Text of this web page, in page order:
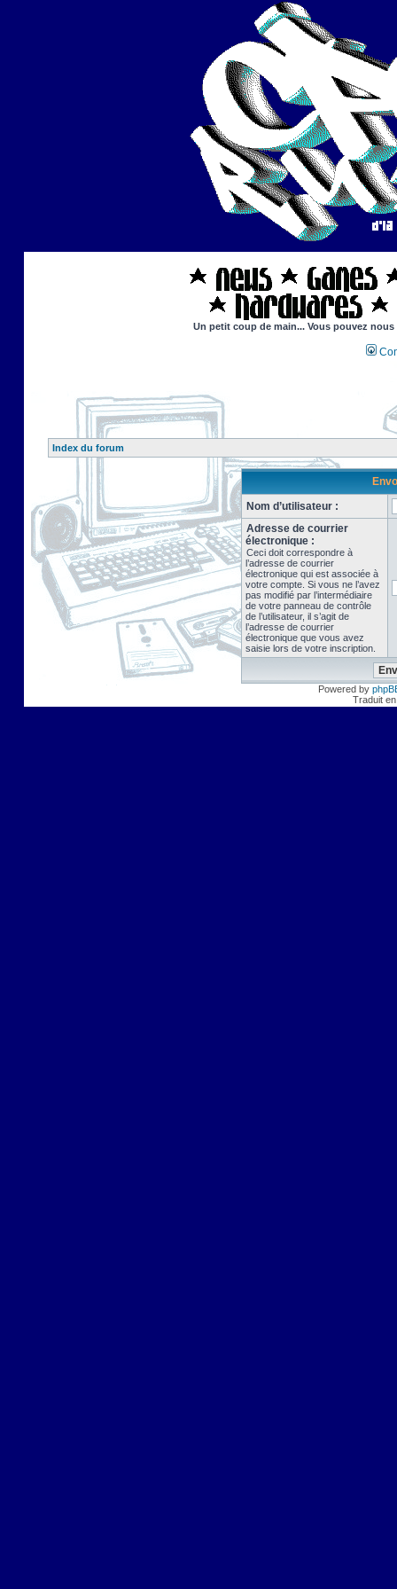
Un petit coup de main... Vous pouvez
Index du forum
Nom d’utilisateur :
Adresse de courrier
électronique :
Ceci doit correspondre à
l’adresse de courrier
électronique qui est associée à
votre compte. Si vous ne l’avez
pas modifié par l’intermédiaire
de votre panneau de contrôle
de l’utilisateur, il s’agit de
l’adresse de courrier
électronique que vous avez
saisie lors de votre inscription.
Powered by
Traduit